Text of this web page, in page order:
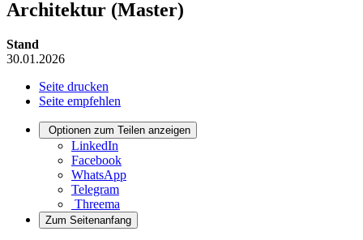
Architektur (Master)
Stand
30.01.2026
Seite drucken
Seite empfehlen
Optionen zum Teilen anzeigen
LinkedIn
Facebook
WhatsApp
Telegram
Threema
Zum Seitenanfang